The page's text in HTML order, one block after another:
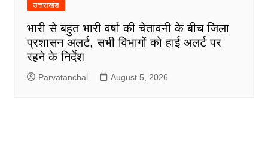
उत्तराखंड
भारी से बहुत भारी वर्षा की चेतावनी के बीच जिला
प्रशासन अलर्ट, सभी विभागों को हाई अलर्ट पर
रहने के निर्देश
Parvatanchal August 5, 2026